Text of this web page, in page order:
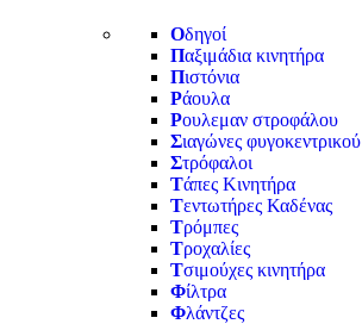
Οδηγοί
Παξιμάδια κινητήρα
Πιστόνια
Ράουλα
Ρουλεμαν στροφάλου
Σιαγώνες φυγοκεντρικού
Στρόφαλοι
Τάπες Κινητήρα
Τεντωτήρες Καδένας
Τρόμπες
Τροχαλίες
Τσιμούχες κινητήρα
Φίλτρα
Φλάντζες